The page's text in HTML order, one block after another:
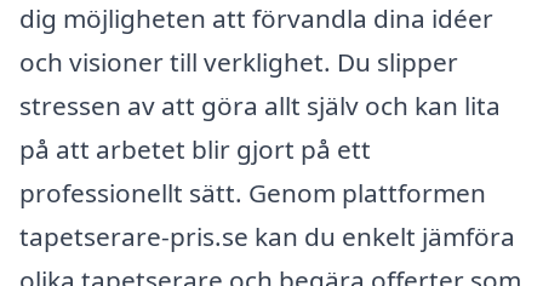
dig möjligheten att förvandla dina idéer
och visioner till verklighet. Du slipper
stressen av att göra allt själv och kan lita
på att arbetet blir gjort på ett
professionellt sätt. Genom plattformen
tapetserare-pris.se kan du enkelt jämföra